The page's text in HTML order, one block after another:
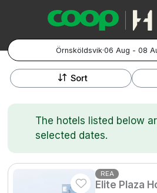
Örnsköldsvik·06 Aug - 08
Popular Destinations:
Stockholm
Göteborg
Malmö
Sort
+
−
The hotels listed below
selected dates.
REA
Elite Plaza
Gift Vouchers Coop.se
Registrera ditt hotellCookie